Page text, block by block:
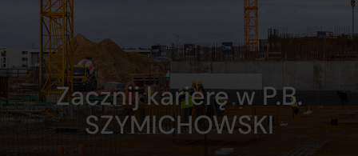
Zacznij karierę w P.B.
SZYMICHOWSKI